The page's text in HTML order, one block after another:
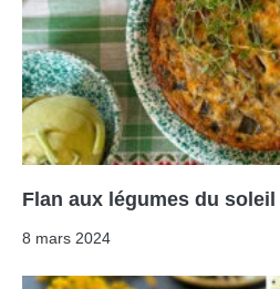
Flan aux légumes du soleil
8 mars 2024